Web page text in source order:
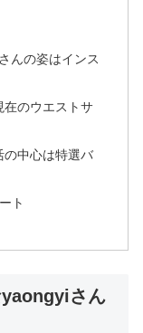
んの姿はインス
在のウエストサ
の中心は特選バ
ト
yaongyiさん